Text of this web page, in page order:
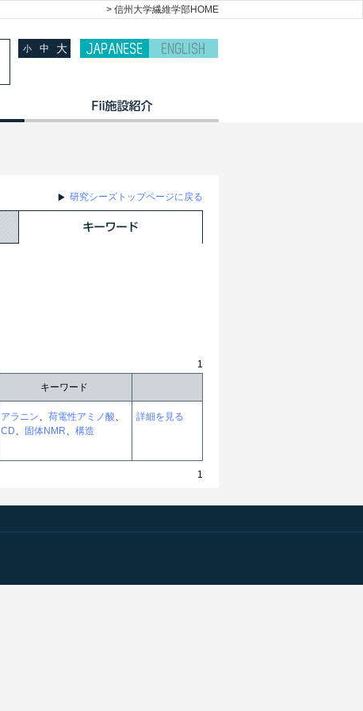
> 信州大学繊維学部HOME
小 中 大
研究シーズトップページに戻る
1
キーワード
アラニン、 荷電性アミノ酸、
CD、 固体NMR、 構造
詳細を見る
1